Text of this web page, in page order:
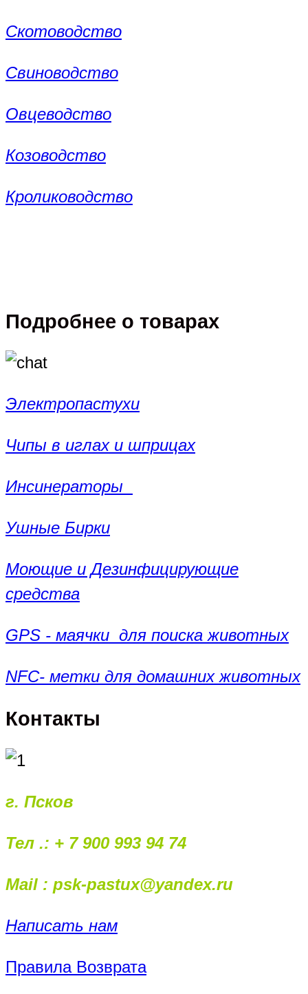
Скотоводство
Свиноводство
Овцеводство
Козоводство
Кролиководство
Подробнее о товарах
Электропастухи
Чипы в иглах и шприцах
Инсинераторы
Ушные Бирки
Моющие и Дезинфицирующие
средства
GPS - маячки для поиска животных
NFC- метки для домашних животных
Контакты
г. Псков
Тел .: + 7 900 993 94 74
Mail : psk-pastux@yandex.ru
Написать нам
Правила Возврата